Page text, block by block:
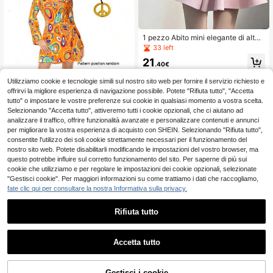
Risparmia 0.09€
Outfit hippie vintage anni '70, inclu
de collana e orecchini, stile vintage
autunnale
14.70€14.79€
1 pezzo Abito mini elegante di alta
gamma stile palazzo retrò francese
dolce & piccante autunnale
33 left
21.40€
Completo sportivo vintage anni '80
disco hip hop top e pantaloni outfit
1
Utilizziamo cookie e tecnologie simili sul nostro sito web per fornire il servizio richiesto e
offrirvi la migliore esperienza di navigazione possibile. Potete "Rifiuta tutto", "Accetta
tutto" o impostare le vostre preferenze sui cookie in qualsiasi momento a vostra scelta.
Selezionando "Accetta tutto", attiveremo tutti i cookie opzionali, che ci aiutano ad
analizzare il traffico, offrire funzionalità avanzate e personalizzare contenuti e annunci
per migliorare la vostra esperienza di acquisto con SHEIN. Selezionando "Rifiuta tutto",
consentite l'utilizzo dei soli cookie strettamente necessari per il funzionamento del
nostro sito web. Potete disabilitarli modificando le impostazioni del vostro browser, ma
questo potrebbe influire sul corretto funzionamento del sito. Per saperne di più sui
cookie che utilizziamo e per regolare le impostazioni dei cookie opzionali, selezionate
"Gestisci cookie". Per maggiori informazioni su come trattiamo i dati che raccogliamo,
fate clic qui per consultare la nostra Informativa sulla privacy.
Rifiuta tutto
Accetta tutto